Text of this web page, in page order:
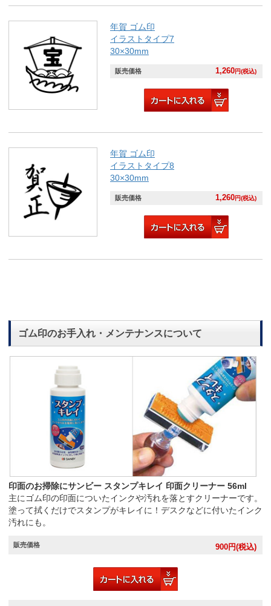
年賀 ゴム印
イラストタイプ7
30×30mm
販売価格 1,260円(税込)
年賀 ゴム印
イラストタイプ8
30×30mm
販売価格 1,260円(税込)
ゴム印のお手入れ・メンテナンスについて
印面のお掃除にサンビー スタンプキレイ 印面クリーナー 56ml
主にゴム印の印面についたインクや汚れを落とすクリーナーです。
塗って拭くだけでスタンプがキレイに！デスクなどに付いたインク
汚れにも。
販売価格 900円(税込)